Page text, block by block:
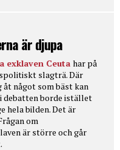
är djupa
exklaven Ceuta har på
slagträ. Där
åt något som bäst kan
debatten borde istället
hela bilden. Det är
om
är större och går